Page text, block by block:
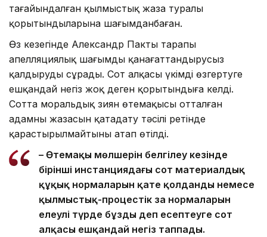
тағайындалған қылмыстық жаза туралы
қорытындыларына шағымданбаған.
Өз кезегінде Александр Пактың тарапы
апелляциялық шағымды қанағаттандырусыз
қалдыруды сұрады. Сот алқасы үкімді өзгертуге
ешқандай негіз жоқ деген қорытындыға келді.
Сотта моральдық зиян өтемақысы отталған
адамның жазасын қатаңдату тәсілі ретінде
қарастырылмайтыны атап өтілді.
– Өтемақы мөлшерін белгілеу кезінде
бірінші инстанциядағы сот материалдық
құқық нормаларын қате қолданды немесе
қылмыстық-процестік заң нормаларын
елеулі түрде бұзды деп есептеуге сот
алқасы ешқандай негіз таппады.